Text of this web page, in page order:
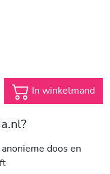
In winkelmand
doos en